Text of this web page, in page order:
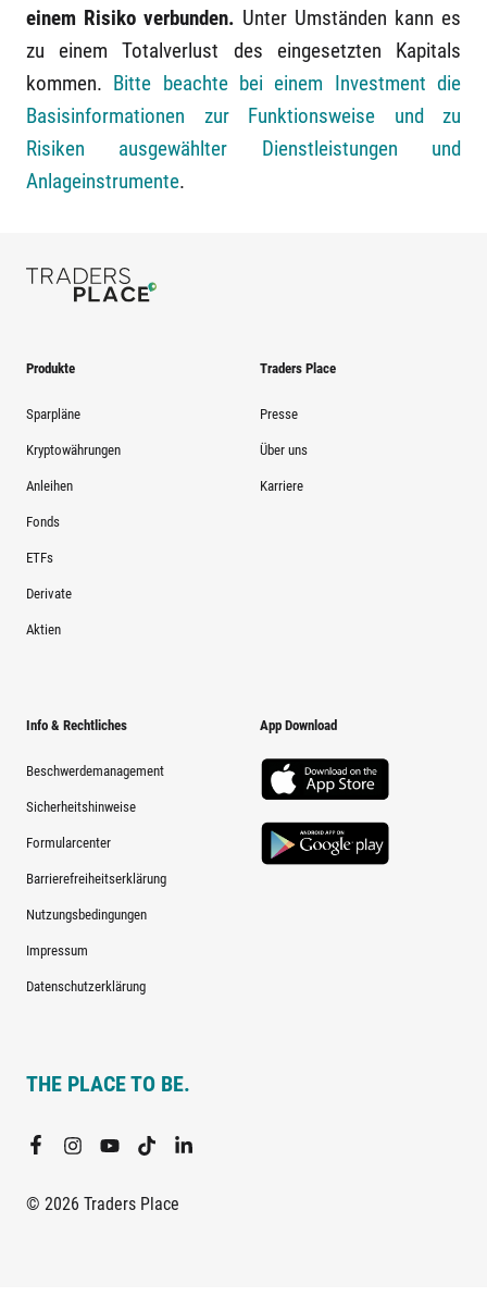
einem Risiko verbunden. Unter Umständen kann es
zu einem Totalverlust des eingesetzten Kapitals
kommen. Bitte beachte bei einem Investment die
Basisinformationen zur Funktionsweise und zu
Risiken ausgewählter Dienstleistungen und
Anlageinstrumente.
Produkte
Sparpläne
Kryptowährungen
Anleihen
Fonds
ETFs
Derivate
Aktien
Traders Place
Presse
Über uns
Karriere
Info & Rechtliches
Beschwerdemanagement
Sicherheitshinweise
Formularcenter
Barrierefreiheitserklärung
Nutzungsbedingungen
Impressum
Datenschutzerklärung
App Download
THE PLACE TO BE.
© 2026 Traders Place